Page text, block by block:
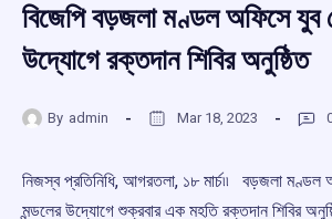
বিজেপি বড়জলা মণ্ডল অফিসে যুব
উদ্যোগে রক্তদান শিবির অনুষ্ঠিত
By admin Mar 18, 2023
নিজস্ব প্রতিনিধি, আগরতলা, ১৮ মার্চ৷৷ বড়জলা মণ্ডল
মন্ডলের উদ্যোগে শুক্রবার এক মহতি রক্তদান শিবির